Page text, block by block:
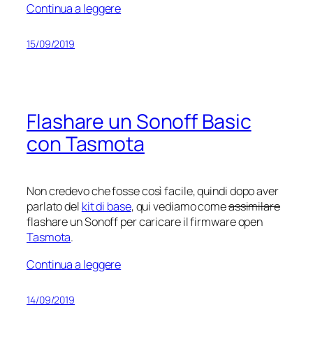
Continua a leggere
15/09/2019
Flashare un Sonoff Basic
con Tasmota
Non credevo che fosse così facile, quindi dopo aver
parlato del kit di base, qui vediamo comeassimilare
flashare un Sonoff per caricare il firmware open
Tasmota.
Continua a leggere
14/09/2019